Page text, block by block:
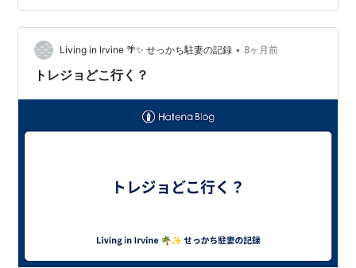
からしてみればいたって普通のチーズケーキで、味はコ
ージーコーナーやシャトレーゼと大して変わらないレベ
ルです。でもその普通を手に入れることが難しいアメリ
カにおいては、とても貴重なんです。 …
Living in Irvine 🌴✨ せっかち駐妻の記録 • 8ヶ月前
トレジョどこ行く？